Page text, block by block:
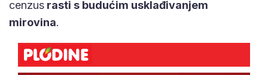
cenzus rasti s budućim usklađivanjem
mirovina.